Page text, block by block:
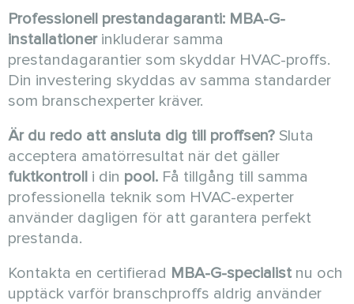
Professionell prestandagaranti: MBA-G-
installationerinkluderar samma
prestandagarantier som skyddar HVAC-proffs.
Din investering skyddas av samma standarder
som branschexperter kräver.
Är du redo att ansluta dig till proffsen? Sluta
acceptera amatörresultat när det gäller
fuktkontroll i din pool. Få tillgång till samma
professionella teknik som HVAC-experter
använder dagligen för att garantera perfekt
prestanda.
Kontakta en certifierad MBA-G-specialist nu och
upptäck varför branschproffs aldrig använder